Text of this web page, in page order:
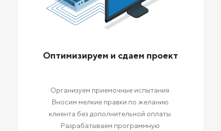
Оптимизируем и сдаем проект
Организуем приемочные испытания.
Вносим мелкие правки по желанию
клиента без дополнительной оплаты.
Разрабатываем программную